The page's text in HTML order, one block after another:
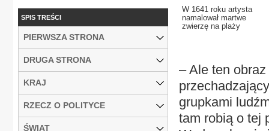
W 1641 roku artysta
namalował martwe
zwierzę na plaży
– Ale ten
grupkami
tam robią o tej
SPIS TREŚCI
PIERWSZA STRONA
DRUGA STRONA
KRAJ
RZECZ O POLITYCE
ŚWIAT